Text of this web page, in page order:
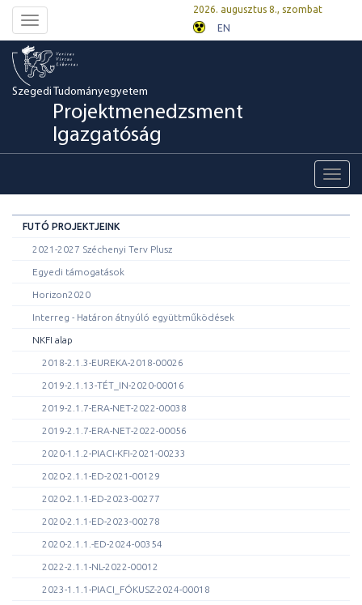
Toggle
navigation
2026. augusztus 8., szombat
EN
Szegedi Tudományegyetem
Projektmenedzsment
Igazgatóság
FUTÓ PROJEKTJEINK
2021-2027 Széchenyi Terv Plusz
Egyedi támogatások
Horizon2020
Interreg - Határon átnyúló együttműködések
NKFI alap
2018-2.1.3-EUREKA-2018-00026
2019-2.1.13-TÉT_IN-2020-00016
2019-2.1.7-ERA-NET-2022-00038
2019-2.1.7-ERA-NET-2022-00056
2020-1.1.2-PIACI-KFI-2021-00233
2020-2.1.1-ED-2021-00129
2020-2.1.1-ED-2023-00277
2020-2.1.1-ED-2023-00278
2020-2.1.1.-ED-2024-00354
2022-2.1.1-NL-2022-00012
2023-1.1.1-PIACI_FÓKUSZ-2024-00018